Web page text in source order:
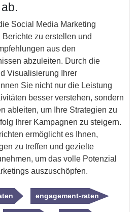
Social Media Marketing
zu erstellen und
aus den
abzuleiten. Durch die
Visualisierung Ihrer
Sie nicht nur die Leistung
besser verstehen, sondern
ableiten, um Ihre Strategien zu
Ihrer Kampagnen zu steigern.
ermöglicht es Ihnen,
zu treffen und gezielte
um das volle Potenzial
auszuschöpfen.
engagement-raten